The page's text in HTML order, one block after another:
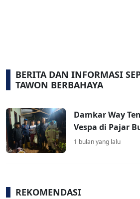
BERITA DAN INFORMASI
TAWON BERBAHAYA
Damkar Way
Vespa di Pajar
1 bulan yang lalu
REKOMENDASI